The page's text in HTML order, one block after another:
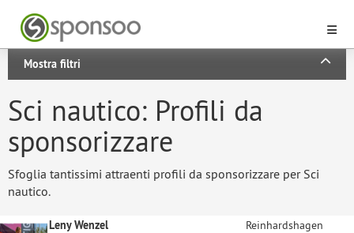
Mostra filtri
Sci nautico: Profili da
sponsorizzare
Sfoglia tantissimi attraenti profili da sponsorizzare per Sci
nautico.
Leny Wenzel Reinhardshagen